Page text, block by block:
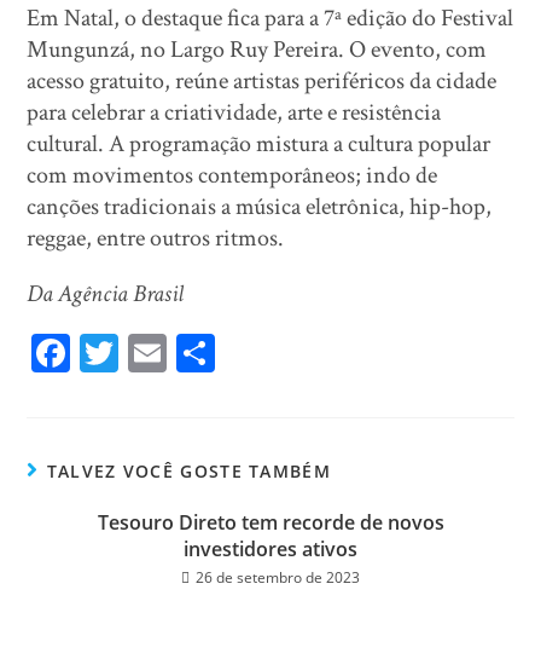
Em Natal, o destaque fica para a 7ª edição do Festival
Mungunzá, no Largo Ruy Pereira. O evento, com
acesso gratuito, reúne artistas periféricos da cidade
para celebrar a criatividade, arte e resistência
cultural. A programação mistura a cultura popular
com movimentos contemporâneos; indo de
canções tradicionais a música eletrônica, hip-hop,
reggae, entre outros ritmos.
Da Agência Brasil
Fa
ok
T
er
E
TALVEZ VOCÊ GOSTE TAMBÉM
Tesouro Direto tem recorde de novos
investidores ativos
26 de setembro de 2023